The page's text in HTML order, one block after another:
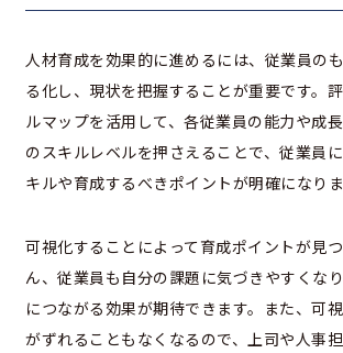
人材育成を効果的に進めるには、従業員の
る化し、現状を把握することが重要です。
ルマップを活用して、各従業員の能力や成
のスキルレベルを押さえることで、従業員
キルや育成するべきポイントが明確になりま
可視化することによって育成ポイントが見
ん、従業員も自分の課題に気づきやすくな
につながる効果が期待できます。また、可
がずれることもなくなるので、上司や人事